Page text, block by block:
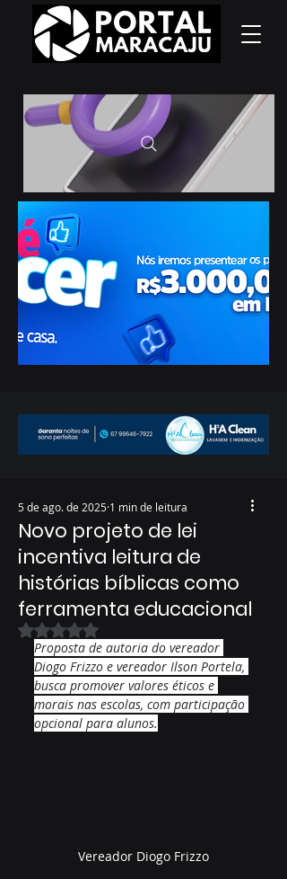
Novo projeto de lei
incentiva leitura de
histórias bíblicas como
ferramenta educacional
5 de ago. de 2025 1 min de leitura
Avaliado com NaN de 5 estrelas.
Proposta de autoria do vereador
Diogo Frizzo e vereador Ilson Portela,
busca promover valores éticos e
morais nas escolas, com participação
opcional para alunos.
Vereador Diogo Frizzo